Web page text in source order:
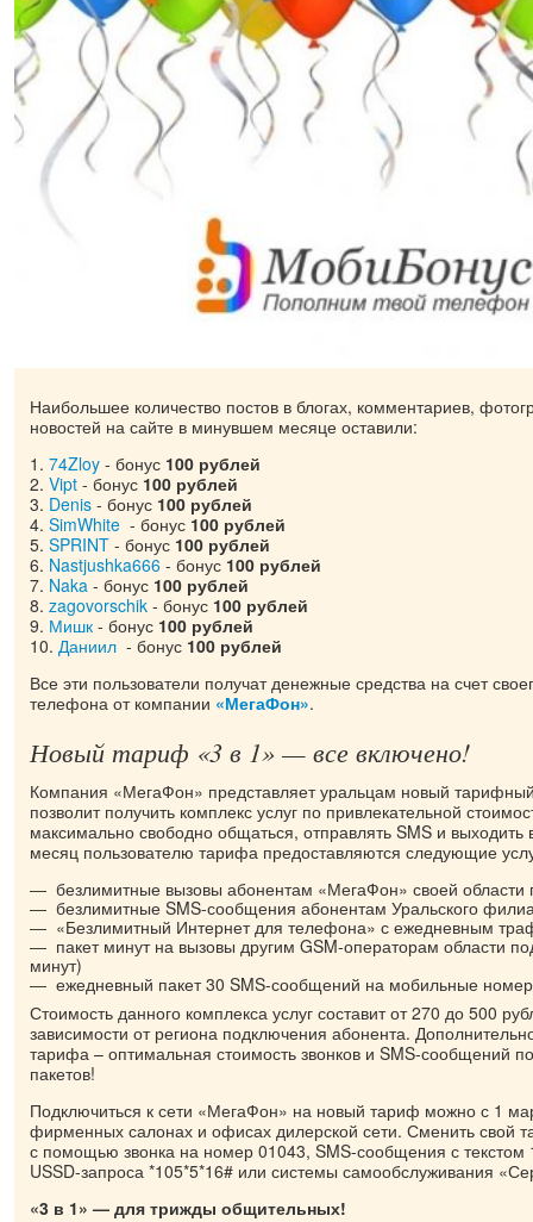
Наибольшее количество постов в блогах, комментариев,
новостей на сайте в минувшем месяце оставили:
1. 74Zloy - бонус 100 рублей
2. Vipt - бонус 100 рублей
3. Denis - бонус 100 рублей
4. SimWhite - бонус 100 рублей
5. SPRINT - бонус 100 рублей
6. Nastjushka666 - бонус 100 рублей
7. Naka - бонус 100 рублей
8. zagovorschik - бонус 100 рублей
9. Мишк - бонус 100 рублей
10. Даниил - бонус 100 рублей
Все эти пользователи получат денежные средства на счет
телефона от компании «МегаФон».
Новый тариф «3 в 1» — все включено!
Компания «МегаФон» представляет уральцам новый
позволит получить комплекс услуг по привлекательной
максимально свободно общаться, отправлять SMS и
месяц пользователю тарифа предоставляются следующие
безлимитные вызовы абонентам «МегаФон» своей области
безлимитные SMS-сообщения абонентам Уральского
«Безлимитный Интернет для телефона» с ежедневным
пакет минут на вызовы другим GSM-операторам области
минут)
ежедневный пакет 30 SMS-сообщений на мобильные
Стоимость данного комплекса услуг составит от 270 до 500
зависимости от региона подключения абонента.
тарифа – оптимальная стоимость звонков и SMS-сообщений
пакетов!
Подключиться к сети «МегаФон» на новый тариф можно с 1
фирменных салонах и офисах дилерской сети. Сменить свой
с помощью звонка на номер 01043, SMS-сообщения с
USSD-запроса *105*5*16# или системы самообслуживания
«3 в 1» — для трижды общительных!